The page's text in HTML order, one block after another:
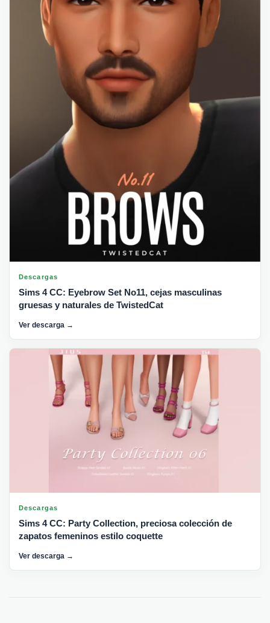
Descargas
Sims 4 CC: Eyebrow Set No11, cejas masculinas
gruesas y naturales de TwistedCat
Ver descarga →
Descargas
Sims 4 CC: Party Collection, preciosa colección de
zapatos femeninos estilo coquette
Ver descarga →